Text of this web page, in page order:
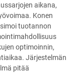
aikana,
Konen
tuotannon
optimoinnin,
Järjestelmän
pitää